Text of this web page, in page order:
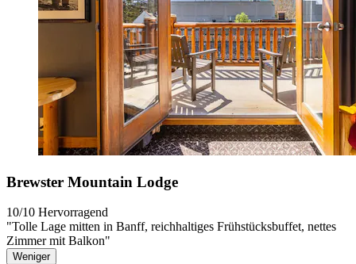
Brewster Mountain Lodge
10/10 Hervorragend
"Tolle Lage mitten in Banff, reichhaltiges Frühstücksbuffet, nettes
Zimmer mit Balkon"
Weniger